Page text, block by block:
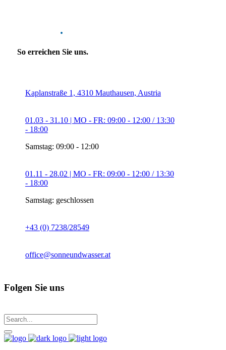
.
So erreichen Sie uns.
Kaplanstraße 1, 4310 Mauthausen, Austria
01.03 - 31.10 | MO - FR: 09:00 - 12:00 / 13:30
- 18:00
Samstag: 09:00 - 12:00
01.11 - 28.02 | MO - FR: 09:00 - 12:00 / 13:30
- 18:00
Samstag: geschlossen
+43 (0) 7238/28549
office@sonneundwasser.at
Folgen Sie uns